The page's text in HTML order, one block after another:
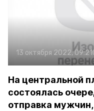
13 октября 2022, 09:21
На центральной
состоялась
отправка